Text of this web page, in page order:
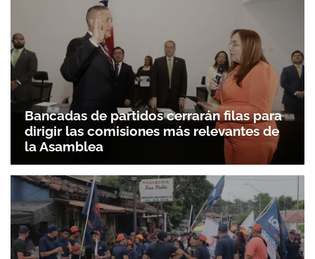
Bancadas de partidos cerrarán filas para
dirigir las comisiones más relevantes de
la Asamblea